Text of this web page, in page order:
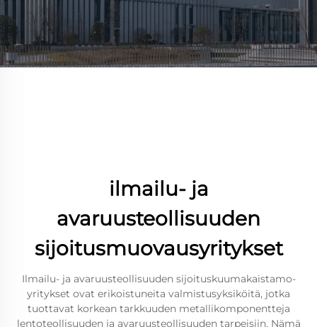
ilmailu- ja
avaruusteollisuuden
sijoitusmuovausyritykset
Ilmailu- ja avaruusteollisuuden sijoituskuumakaistamo-
yritykset ovat erikoistuneita valmistusyksiköitä, jotka
tuottavat korkean tarkkuuden metallikomponentteja
lentoteollisuuden ja avaruusteollisuuden tarpeisiin. Nämä